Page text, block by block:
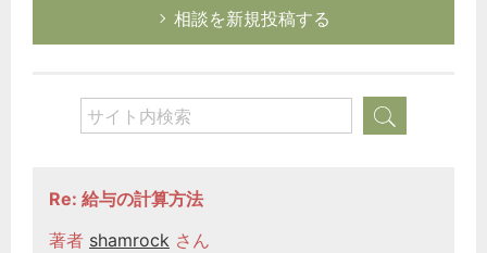
相談を新規投稿する
Re: 給与の計算方法
著者 shamrock さん